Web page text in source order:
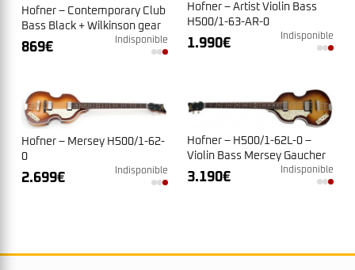
Hofner – Contemporary Club
Bass Black + Wilkinson gear
869€ Indisponible
Hofner – Artist Violin Bass
H500/1-63-AR-0
1.990€ Indisponible
Hofner – Mersey H500/1-62-
0
2.699€ Indisponible
Hofner – H500/1-62L-0 –
Violin Bass Mersey Gaucher
3.190€ Indisponible